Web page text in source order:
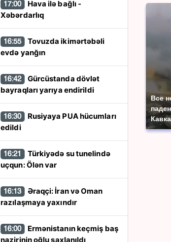
Все
17:00
Xəbərdarlıq
16:55
evdə yanğın
16:42
bayraqları yarıya endirildi
16:30
edildi
16:21
uçqun: Ölən var
16:13
razılaşmaya yaxındır
16:00
nazirinin oğlu saxlanıldı